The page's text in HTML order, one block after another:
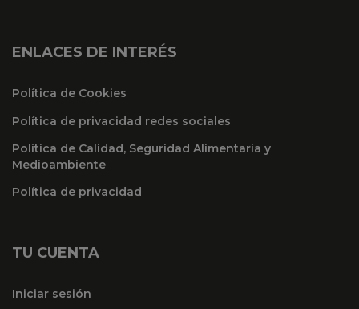
ENLACES DE INTERÉS
Política de Cookies
Política de privacidad redes sociales
Política de Calidad, Seguridad Alimentaria y
Medioambiente
Política de privacidad
TU CUENTA
Iniciar sesión